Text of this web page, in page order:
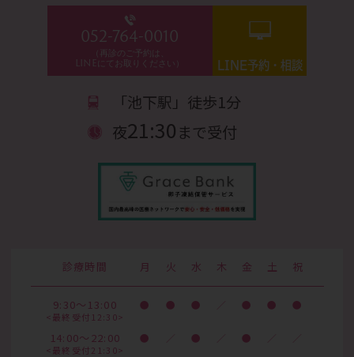
052-764-0010
（再診のご予約は、
LINEにてお取りください） LINE予約・相談
「池下駅」徒歩1分
夜21:30 まで受付
診療時間 月 火 水 木 金 土 祝
9:30～13:00
<最終受付12:30>
● ● ● ● ● ●
14:00～22:00
<最終受付21:30>
● ● ●